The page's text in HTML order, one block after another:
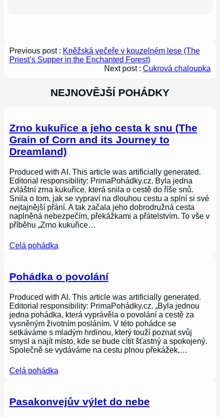
Previous post : Kněžská večeře v kouzelném lese (The
Priest’s Supper in the Enchanted Forest)
Next post :Cukrová chaloupka
NEJNOVĚJŠÍ POHÁDKY
Zrno kukuřice a jeho cesta k snu (The
Grain of Corn and its Journey to
Dreamland)
Produced with AI. This article was artificially generated.
Editorial responsibility: PrimaPohádky.cz. Byla jedna
zvláštní zrna kukuřice, která snila o cestě do říše snů.
Snila o tom, jak se vypraví na dlouhou cestu a splní si své
nejtajnější přání. A tak začala jeho dobrodružná cesta
naplněná nebezpečím, překážkami a přátelstvím. To vše v
příběhu „Zrno kukuřice…
Celá pohádka
Pohádka o povolání
Produced with AI. This article was artificially generated.
Editorial responsibility: PrimaPohádky.cz. „Byla jednou
jedna pohádka, která vyprávěla o povolání a cestě za
vysněným životním posláním. V této pohádce se
setkáváme s mladým hrdinou, který touží poznat svůj
smysl a najít místo, kde se bude cítit šťastný a spokojený.
Společně se vydáváme na cestu plnou překážek,…
Celá pohádka
Pasakonvejův výlet do nebe